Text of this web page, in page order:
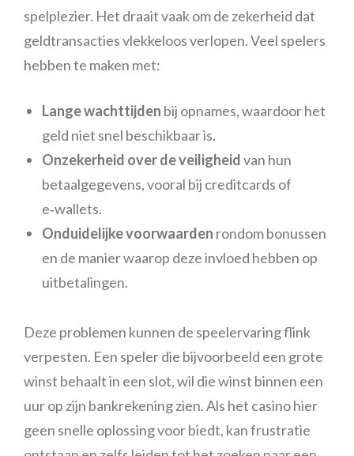
spelplezier. Het draait vaak om de zekerheid dat
geldtransacties vlekkeloos verlopen. Veel spelers
hebben te maken met:
Lange wachttijden bij opnames, waardoor het
geld niet snel beschikbaar is.
Onzekerheid over de veiligheidvan hun
betaalgegevens, vooral bij creditcards of
e‑wallets.
Onduidelijke voorwaarden rondom bonussen
en de manier waarop deze invloed hebben op
uitbetalingen.
Deze problemen kunnen de speelervaring flink
verpesten. Een speler die bijvoorbeeld een grote
winst behaalt in een slot, wil die winst binnen een
uur op zijn bankrekening zien. Als het casino hier
geen snelle oplossing voor biedt, kan frustratie